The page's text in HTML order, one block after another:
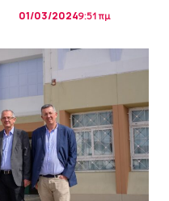
01/03/20249:51 πμ